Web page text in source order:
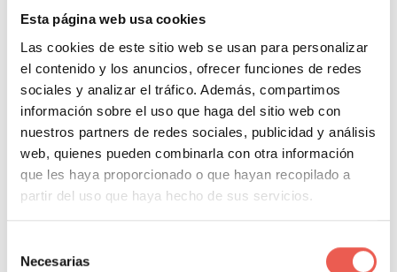
Esta página web usa cookies
Las cookies de este sitio web se usan para personalizar
el contenido y los anuncios, ofrecer funciones de redes
sociales y analizar el tráfico. Además, compartimos
información sobre el uso que haga del sitio web con
nuestros partners de redes sociales, publicidad y análisis
web, quienes pueden combinarla con otra información
que les haya proporcionado o que hayan recopilado a
partir del uso que haya hecho de sus servicios.
Necesarias
mensaje de marca al mundo hasta que lo sepas tú
mismo, eso es sólo sentido común. Así que para
muchas empresas B2B, el primer paso hacia el
desarrollo de una estrategia de marketing B2B es
identificar y aclarar los mensajes clave basados ​​
en las prioridades de la marca y las necesidades
de tus clientes. Después de haber identificado los
mensajes de marca más importantes, puedes
comenzar a desarrollar estrategias para
través de varios canales.